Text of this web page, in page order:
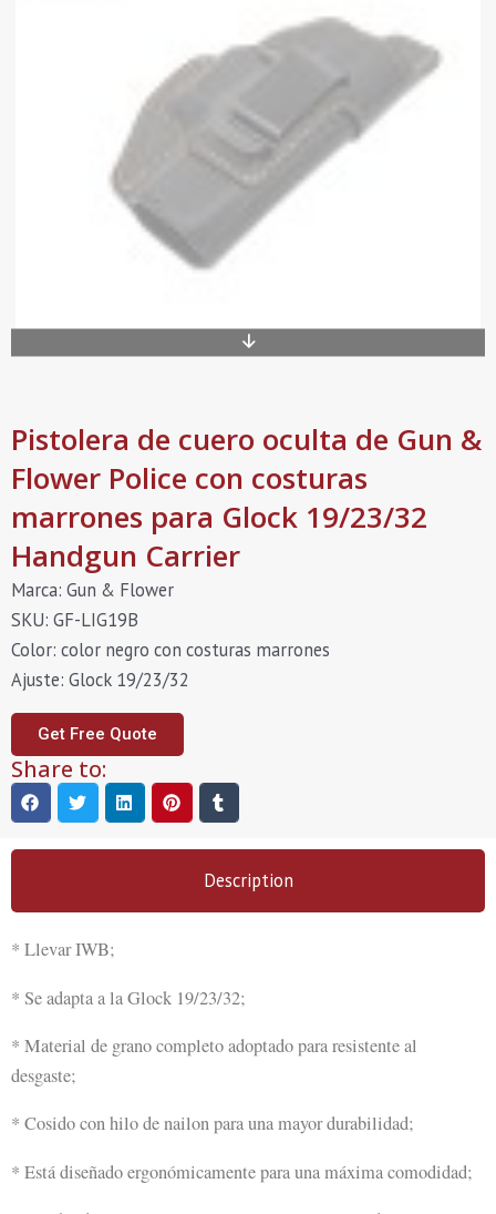
Pistolera de cuero oculta de Gun &
Flower Police con costuras
marrones para Glock 19/23/32
Handgun Carrier
Marca: Gun & Flower
SKU: GF-LIG19B
Color: color negro con costuras marrones
Ajuste: Glock 19/23/32
Get Free Quote
Share to:
Description
* Llevar IWB;
* Se adapta a la Glock 19/23/32;
* Material de grano completo adoptado para resistente al
desgaste;
* Cosido con hilo de nailon para una mayor durabilidad;
* Está diseñado ergonómicamente para una máxima comodidad;